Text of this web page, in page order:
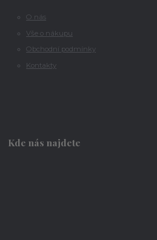
O nás
Vše o nákupu
Obchodní podmínky
Kontakty
Kde nás najdete